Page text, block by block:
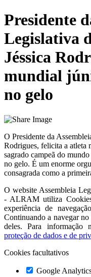
Presidente
Legislativa
Jéssica
mundial
no gelo
O Presidente da
Rodrigues, felicita a atleta
sagrado campeã do
no gelo. É um enorme
consagrada como a
O website Assembleia
- ALRAM utiliza
experiência de
Continuando a navegar
deles. Para informação
proteção de dados e de
Cookies facultativos
Google